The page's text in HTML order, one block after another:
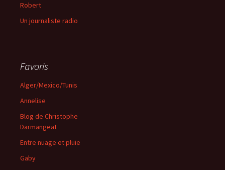
Robert
Un journaliste radio
Favoris
Alger/Mexico/Tunis
Annelise
Blog de Christophe
Darmangeat
Entre nuage et pluie
Gaby